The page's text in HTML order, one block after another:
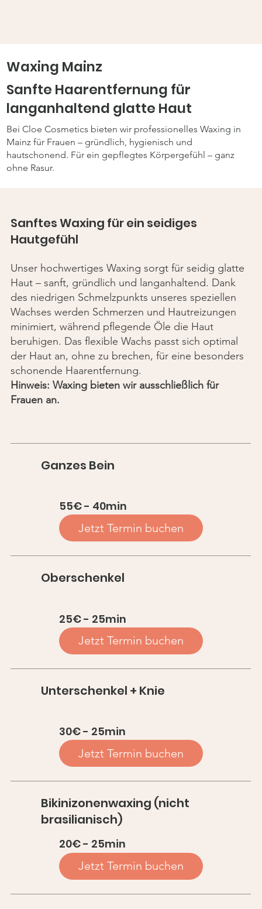
Waxing Mainz
Sanfte Haarentfernung für
langanhaltend glatte Haut
Bei Cloe Cosmetics bieten wir professionelles Waxing in
Mainz für Frauen – gründlich, hygienisch und
hautschonend. Für ein gepflegtes Körpergefühl – ganz
ohne Rasur.
Sanftes Waxing für ein seidiges
Hautgefühl
Unser hochwertiges Waxing sorgt für seidig glatte
Haut – sanft, gründlich und langanhaltend. Dank
des niedrigen Schmelzpunkts unseres speziellen
Wachses werden Schmerzen und Hautreizungen
minimiert, während pflegende Öle die Haut
beruhigen. Das flexible Wachs passt sich optimal
der Haut an, ohne zu brechen, für eine besonders
schonende Haarentfernung.
Hinweis: Waxing bieten wir ausschließlich für
Frauen an.
Ganzes Bein
55€ - 40min
Jetzt Termin buchen
Oberschenkel
25€ - 25min
Jetzt Termin buchen
Unterschenkel + Knie
30€ - 25min
Jetzt Termin buchen
Bikinizonenwaxing (nicht
brasilianisch)
20€ - 25min
Jetzt Termin buchen